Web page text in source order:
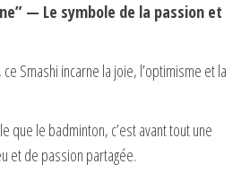
— Le symbole de la passion et
Smashi incarne la joie, l’optimisme et la
que le badminton, c’est avant tout une
et de passion partagée.